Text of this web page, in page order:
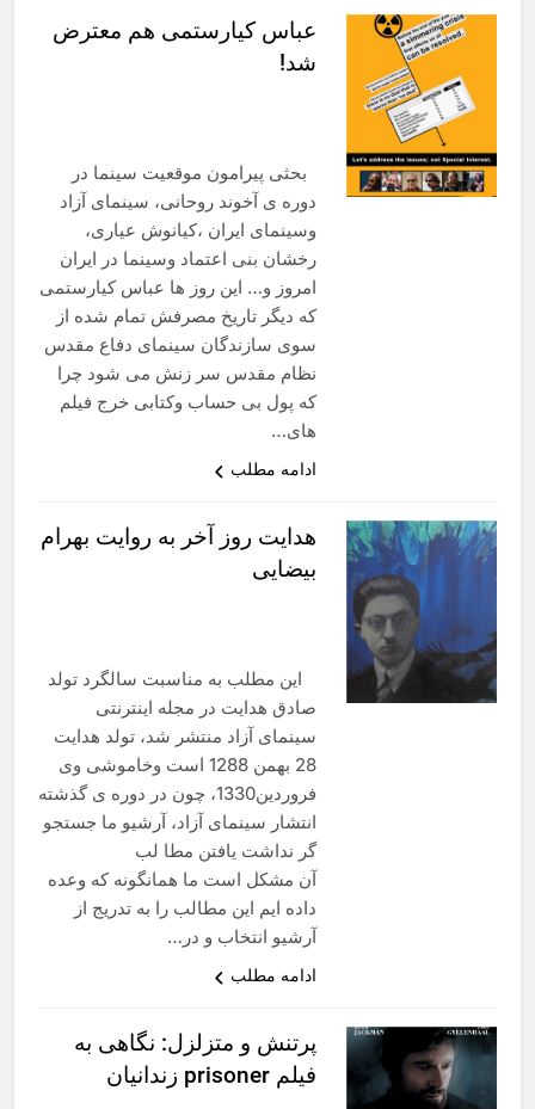
عباس کیارستمی هم معترض
شد!
بحثی پیرامون موقعیت سینما در
دوره ی آخوند روحانی، سینمای آزاد
وسینمای ایران ،کیانوش عیاری،
رخشان بنی اعتماد وسینما در ایران
امروز و… این روز ها عباس کیارستمی
که دیگر تاریخ مصرفش تمام شده از
سوی سازندگان سینمای دفاع مقدس
نظام مقدس سر زنش می شود چرا
که پول بی حساب وکتابی خرج فیلم
های…
ادامه مطلب
هدایت روز آخر به روایت بهرام
بیضایی
این مطلب به مناسبت سالگرد تولد
صادق هدایت در مجله اینترنتی
سینمای آزاد منتشر شد، تولد هدایت
28 بهمن 1288 است وخاموشی وی
فروردین1330، چون در دوره ی گذشته
انتشار سینمای آزاد، آرشیو ما جستجو
گر نداشت یافتن مطا لب
آن مشکل است ما همانگونه که وعده
داده ایم این مطالب را به تدریج از
آرشیو انتخاب و در…
ادامه مطلب
پرتنش و متزلزل: نگاهی به
فیلم prisoner زندانیان